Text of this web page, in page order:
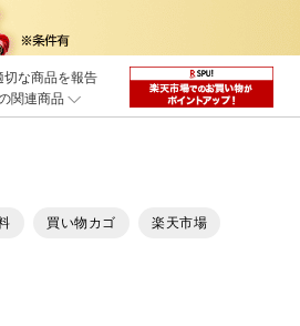
切な商品を報告
関連商品